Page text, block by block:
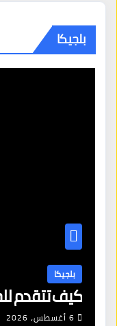
بلجيكا
بلجيكا
كيف تتقدم
6 أغسطس، 2026